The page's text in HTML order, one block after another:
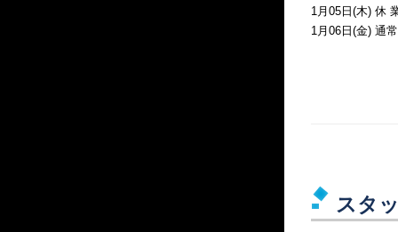
1月05日(木) 休
1月06日(金) 通
スタ